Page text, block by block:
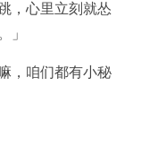
，心里立刻就怂
」
，咱们都有小秘